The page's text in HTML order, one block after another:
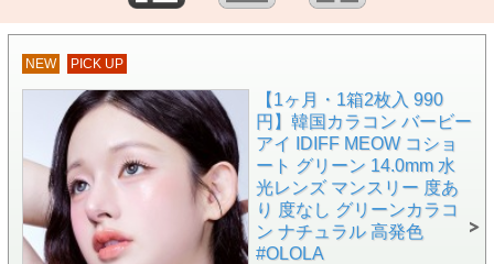
NEW PICK UP
【1ヶ月・1箱2枚入 990
円】韓国カラコン バービー
アイ IDIFF MEOW コショ
ート グリーン 14.0mm 水
光レンズ マンスリー 度あ
り 度なし グリーンカラコ
ン ナチュラル 高発色
#OLOLA